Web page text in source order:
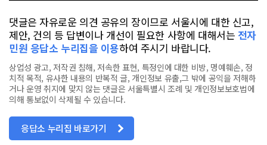
댓글은 자유로운 의견 공유의 장이므로 서울시에 대한 신고,
제안, 건의 등 답변이나 개선이 필요한 사항에 대해서는 전자
민원 응답소 누리집을 이용하여 주시기 바랍니다.
상업성 광고, 저작권 침해, 저속한 표현, 특정인에 대한 비방, 명예훼손, 정
치적 목적, 유사한 내용의 반복적 글, 개인정보 유출,그 밖에 공익을 저해하
거나 운영 취지에 맞지 않는 댓글은 서울특별시 조례 및 개인정보보호법에
의해 통보없이 삭제될 수 있습니다.
응답소 누리집 바로가기